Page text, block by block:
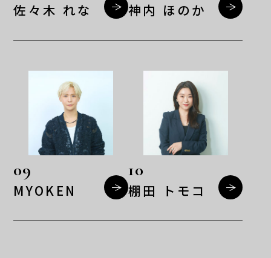
佐々木 れな 神内 ほのか
09
MYOKEN
10
棚田 トモコ